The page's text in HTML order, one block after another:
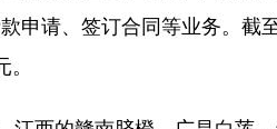
申请、签订合同等业务。截